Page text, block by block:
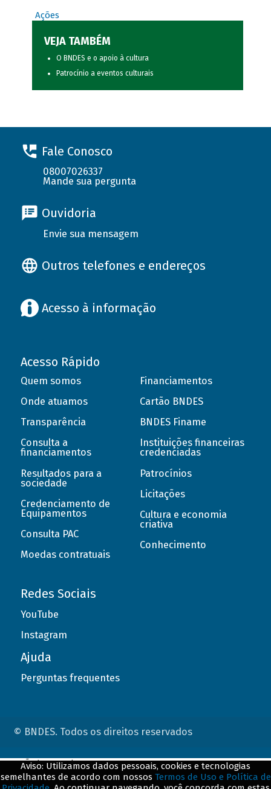
Ações
VEJA TAMBÉM
O BNDES e o apoio à cultura
Patrocínio a eventos culturais
Fale Conosco
08007026337
Mande sua pergunta
Ouvidoria
Envie sua mensagem
Outros telefones e endereços
Acesso à informação
Acesso Rápido
Quem somos
Onde atuamos
Transparência
Consulta a
financiamentos
Resultados para a
sociedade
Credenciamento de
Equipamentos
Consulta PAC
Moedas contratuais
Financiamentos
Cartão BNDES
BNDES Finame
Instituições financeiras
credenciadas
Patrocínios
Licitações
Cultura e economia
criativa
Conhecimento
Redes Sociais
YouTube
Instagram
Ajuda
Perguntas frequentes
© BNDES. Todos os direitos reservados
Aviso: Utilizamos dados pessoais, cookies e tecnologias
semelhantes de acordo com nossos Termos de Uso e Política de
ConteÃºdo complementar
${title}${badge}